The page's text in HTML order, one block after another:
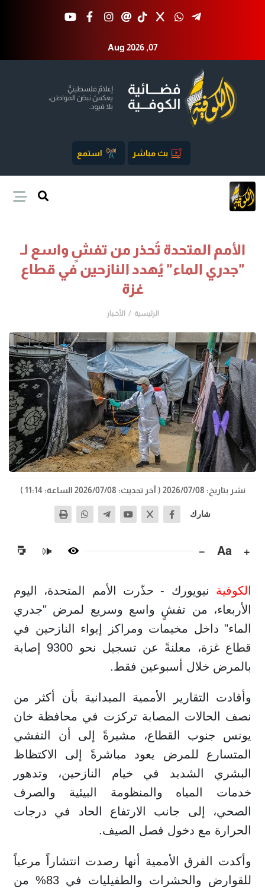
Aug 2026 ,07
بث مباشر استمع
الأمم المتحدة تُحذر من تفشٍ واسع لـ
"جدري الماء" يُهدد النازحين في قطاع
غزة
الرئيسية الأخـبار
نشر بتاريخ: 2026/07/08 ( آخر تحديث: 2026/07/08 الساعة: 11:14 )
شارك
+
Aa
−
🔊
الكوفية نيويورك - حذّرت الأمم المتحدة، اليوم
الأربعاء، من تفشٍ واسع وسريع لمرض "جدري
الماء" داخل مخيمات ومراكز إيواء النازحين في
قطاع غزة، معلنةً عن تسجيل نحو 9300 إصابة
بالمرض خلال أسبوعين فقط.
وأفادت التقارير الأممية الميدانية بأن أكثر من
نصف الحالات المصابة تركزت في محافظة خان
يونس جنوب القطاع، مشيرةً إلى أن التفشي
المتسارع للمرض يعود مباشرةً إلى الاكتظاظ
البشري الشديد في خيام النازحين، وتدهور
خدمات المياه والمنظومة البيئية والصرف
الصحي، إلى جانب الارتفاع الحاد في درجات
الحرارة مع دخول فصل الصيف.
وأكدت الفرق الأممية أنها رصدت انتشاراً مرعباً
للقوارض والحشرات والطفيليات في 83% من